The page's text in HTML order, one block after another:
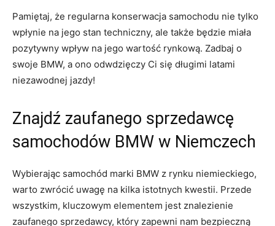
Pamiętaj, że regularna konserwacja samochodu nie tylko​
wpłynie na jego stan techniczny, ale także będzie miała
pozytywny wpływ ‌na jego wartość rynkową.⁢ Zadbaj o
swoje BMW, a ono⁢ odwdzięczy Ci się ​długimi latami
niezawodnej‌ jazdy!
Znajdź zaufanego sprzedawcę
samochodów BMW w Niemczech
Wybierając samochód marki BMW z rynku niemieckiego,
warto‌ zwrócić uwagę ⁣na kilka istotnych kwestii.⁣ Przede
wszystkim, ⁣kluczowym elementem jest‍ znalezienie
⁢zaufanego sprzedawcy, który zapewni nam bezpieczną